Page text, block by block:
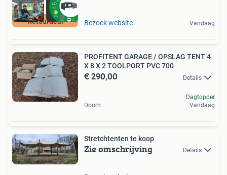
Retourdeal Bezoek website Vandaag
PROFITENT GARAGE / OPSLAG TENT 4
X 8 X 2 TOOLPORT PVC 700
€ 290,00 Details
Doorn
Dagtopper
Vandaag
Stretchtenten te koop
Zie omschrijving Details